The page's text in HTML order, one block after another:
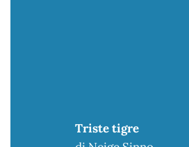
Triste tigre